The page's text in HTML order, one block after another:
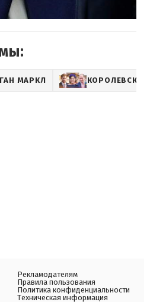
МАРКЛ
Рекламодателям
Правила пользования
Политика конфиденциальности
Техническая информация